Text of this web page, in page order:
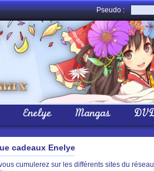
Pseudo :
Enelye Mangas
cadeaux Enelye
cumulerez sur les différents sites du